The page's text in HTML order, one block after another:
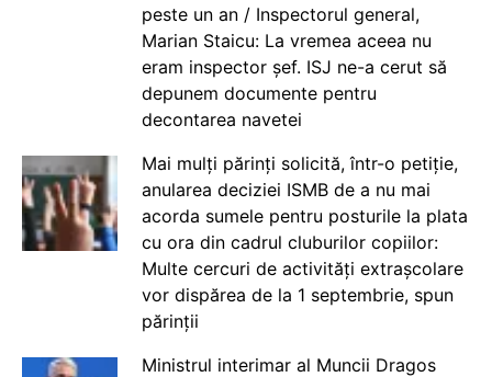
peste un an / Inspectorul general,
Marian Staicu: La vremea aceea nu
eram inspector șef. ISJ ne-a cerut să
depunem documente pentru
decontarea navetei
Mai mulți părinți solicită, într-o petiție,
anularea deciziei ISMB de a nu mai
acorda sumele pentru posturile la plata
cu ora din cadrul cluburilor copiilor:
Multe cercuri de activități extrașcolare
vor dispărea de la 1 septembrie, spun
părinții
Ministrul interimar al Muncii Dragos